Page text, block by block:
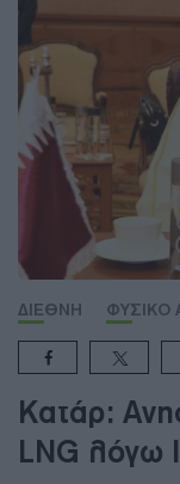
ΔΙΕΘΝΗ ΦΥΣΙΚΟ
Κατάρ:
LNG λόγω